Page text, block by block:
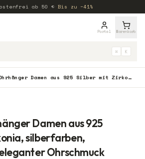
ab 50 € Bis zu −41%
Portal Warenkorb
⌘ K
Schmidt Ohrhänger Damen aus 925 Silber mit Zirkonia, silberfarben, 8,9x37,5mm, eleganter Ohrschmuck
Damen aus 925
silberfarben,
Ohrschmuck